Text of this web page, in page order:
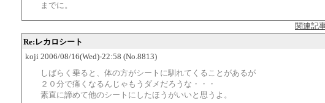
までに。
関連記
Re:レカロシート
koji 2006/08/16(Wed)-22:58 (No.8813)
しばらく乗ると、体の方がシートに馴れてくることがあるが
２０分で痛くなるんじゃもうダメだろうな・・・
素直に諦めて他のシートにしたほうがいいと思うよ。